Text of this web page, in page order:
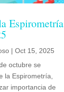
Espirometría
|Oct 15, 2025
octubre se
la Espirometría,
importancia de